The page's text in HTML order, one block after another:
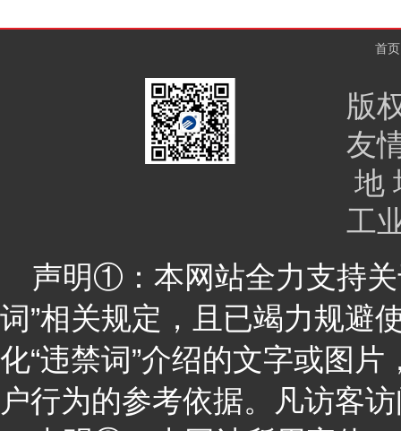
首页
版
友
地
工
声明①：本网站全力支持关
词”相关规定，且已竭力规避
化“违禁词”介绍的文字或图
户行为的参考依据。凡访客